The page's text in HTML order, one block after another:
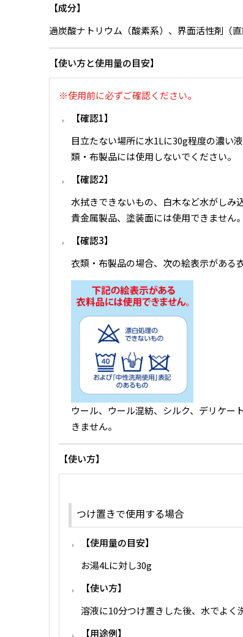
成分
過炭酸ナトリウム（酸素系）、界面活性剤（
使い方と使用量の目安
※使用前に必ずご確認ください。
確認1
目立たない場所に水1Lに30g程度の濃い
類・布製品には使用しないでください。
確認2
水拭きできないもの、白木など水がしみ
貴金属製品、塗装面には使用できません。
確認3
衣類・布製品の場合、次の絵表示がある
ウール、ウール混紡、シルク、デリケー
きません。
使い方
つけ置きで使用する場合
使用量の目安
お湯4Lに対し30g
使い方
溶液に10分つけ置きした後、水でよく
用途例